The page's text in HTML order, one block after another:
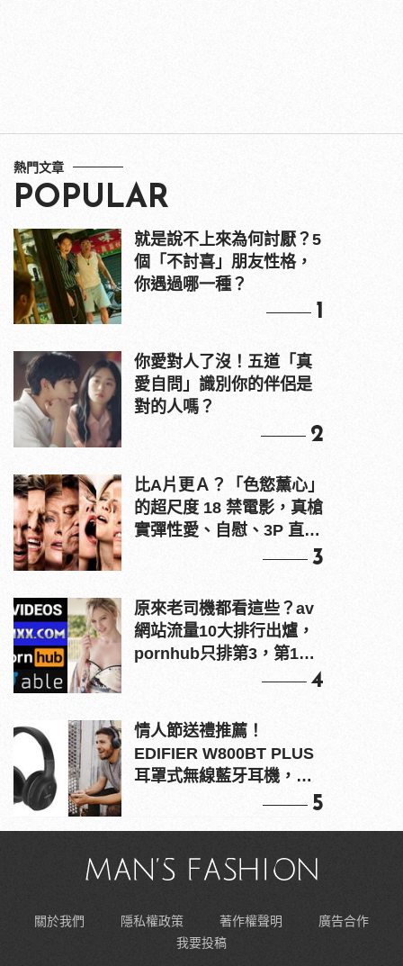
熱門文章
POPULAR
就是說不上來為何討厭？5
個「不討喜」朋友性格，
你遇過哪一種？
1
你愛對人了沒！五道「真
愛自問」識別你的伴侶是
對的人嗎？
2
比A片更Ａ？「色慾薰心」
的超尺度 18 禁電影，真槍
實彈性愛、自慰、3P 直接
3
原來老司機都看這些？av
網站流量10大排行出爐，
pornhub只排第3，第1名
4
情人節送禮推薦！
EDIFIER W800BT PLUS
耳罩式無線藍牙耳機，在
5
關於我們 隱私權政策 著作權聲明
廣告合作
我要投稿